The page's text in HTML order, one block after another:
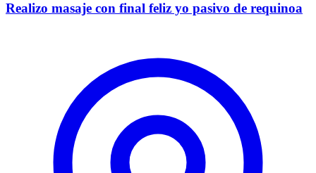
Realizo masaje con final feliz yo pasivo de requinoa